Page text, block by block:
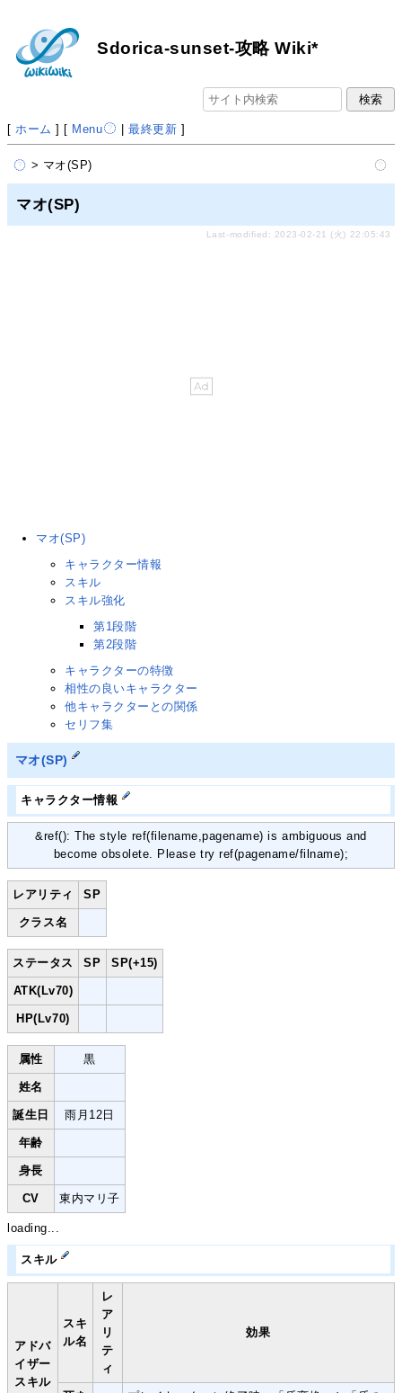
Sdorica-sunset-攻略 Wiki*
[ ホーム ] [ Menu |最終更新 ]
> マオ(SP)
マオ(SP)
Last-modified: 2023-02-21 (火) 22:05:43
マオ(SP)
キャラクター情報
スキル
スキル強化
第1段階
第2段階
キャラクターの特徴
相性の良いキャラクター
他キャラクターとの関係
セリフ集
マオ(SP)
キャラクター情報
&ref(): The style ref(filename,pagename) is ambiguous and
become obsolete. Please try ref(pagename/filname);
レアリティ SP
クラス名
ステータス SP SP(+15)
ATK(Lv70)
HP(Lv70)
属性 黒
姓名
誕生日 雨月12日
年齢
身長
CV 東内マリ子
loading...
スキル
アドバ
イザー
スキル
スキ
ル名
レ
ア
リ
テ
ィ
効果